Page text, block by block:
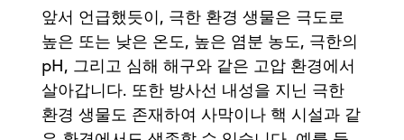
앞서 언급했듯이, 극한 환경 생물은 극도로
높은 또는 낮은 온도, 높은 염분 농도, 극한의
pH, 그리고 심해 해구와 같은 고압 환경에서
살아갑니다. 또한 방사선 내성을 지닌 극한
환경 생물도 존재하여 사막이나 핵 시설과 같